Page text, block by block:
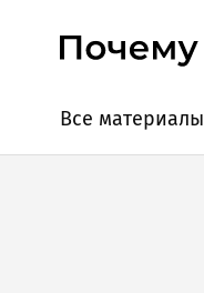
Все материалы